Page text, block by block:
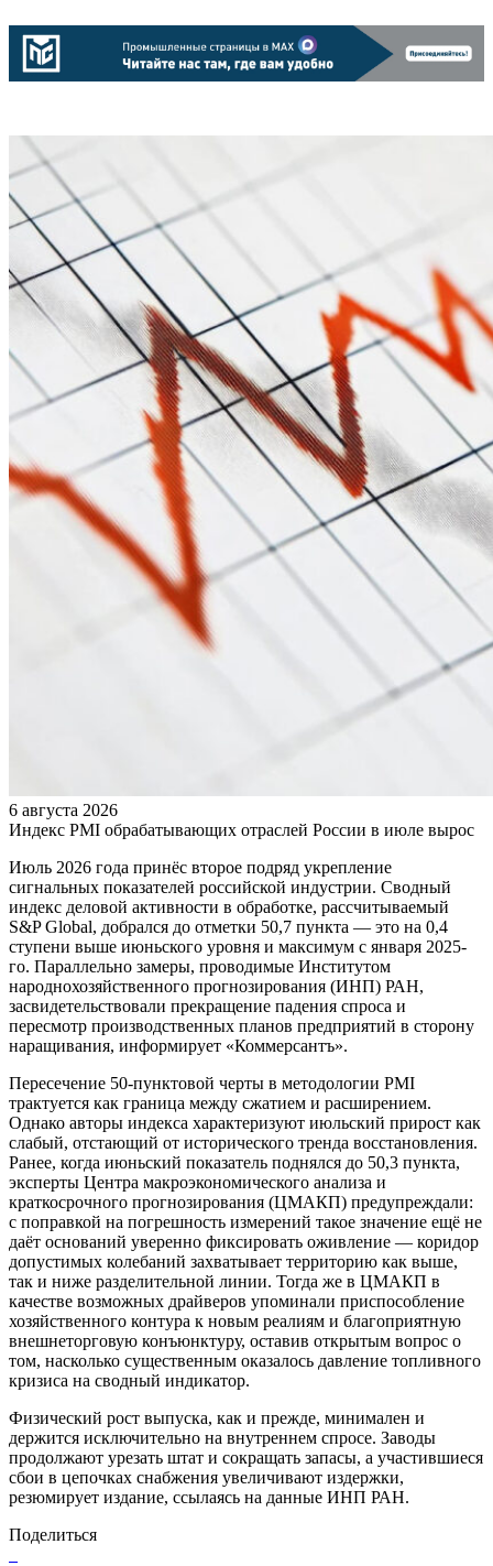
6 августа 2026
Индекс PMI обрабатывающих отраслей России в июле вырос
Июль 2026 года принёс второе подряд укрепление
сигнальных показателей российской индустрии. Сводный
индекс деловой активности в обработке, рассчитываемый
S&P Global, добрался до отметки 50,7 пункта — это на 0,4
ступени выше июньского уровня и максимум с января 2025-
го. Параллельно замеры, проводимые Институтом
народнохозяйственного прогнозирования (ИНП) РАН,
засвидетельствовали прекращение падения спроса и
пересмотр производственных планов предприятий в сторону
наращивания, информирует «Коммерсантъ».
Пересечение 50-пунктовой черты в методологии PMI
трактуется как граница между сжатием и расширением.
Однако авторы индекса характеризуют июльский прирост как
слабый, отстающий от исторического тренда восстановления.
Ранее, когда июньский показатель поднялся до 50,3 пункта,
эксперты Центра макроэкономического анализа и
краткосрочного прогнозирования (ЦМАКП) предупреждали:
с поправкой на погрешность измерений такое значение ещё не
даёт оснований уверенно фиксировать оживление — коридор
допустимых колебаний захватывает территорию как выше,
так и ниже разделительной линии. Тогда же в ЦМАКП в
качестве возможных драйверов упоминали приспособление
хозяйственного контура к новым реалиям и благоприятную
внешнеторговую конъюнктуру, оставив открытым вопрос о
том, насколько существенным оказалось давление топливного
кризиса на сводный индикатор.
Физический рост выпуска, как и прежде, минимален и
держится исключительно на внутреннем спросе. Заводы
продолжают урезать штат и сокращать запасы, а участившиеся
сбои в цепочках снабжения увеличивают издержки,
резюмирует издание, ссылаясь на данные ИНП РАН.
Поделиться